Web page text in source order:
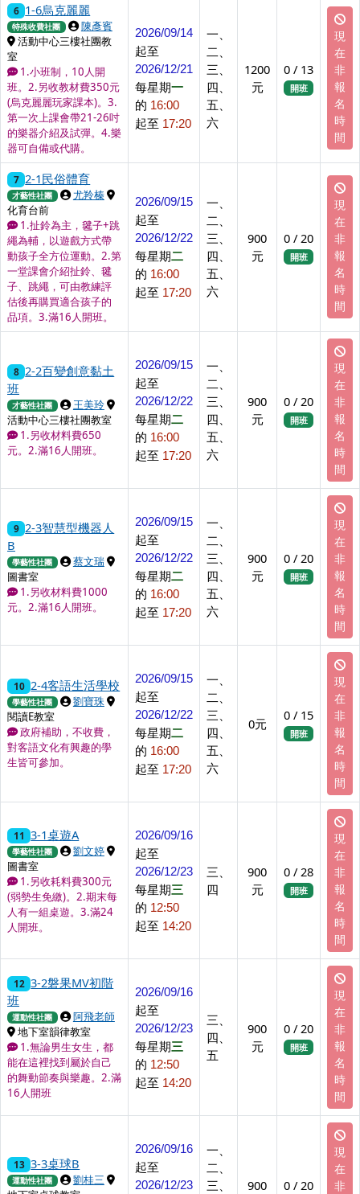
6 1-6烏克麗麗
特殊收費社團 上課講師
陳彥賓
上課地點
活動中心三樓社團教
室
1.小班制，10人開
班。2.另收教材費350元
(烏克麗麗玩家課本)。3.
第一次上課會帶21-26吋
的樂器介紹及試彈。4.樂
器可自備或代購。
2026/09/14
起至
2026/12/21
每星期一
的 16:00
起至 17:20
一、
二、
三、
四、
五、
六
1200
元
0 / 13
開班
現
在
非
報
名
時
間
7 2-1民俗體育
才藝性社團 上課講師
尤羚榛
上課地點
化育台前
1.扯鈴為主，毽子+跳
繩為輔，以遊戲方式帶
動孩子全方位運動。2.第
一堂課會介紹扯鈴、毽
子、跳繩，可由教練評
估後再購買適合孩子的
品項。3.滿16人開班。
2026/09/15
起至
2026/12/22
每星期二
的 16:00
起至 17:20
一、
二、
三、
四、
五、
六
900
元
0 / 20
開班
現
在
非
報
名
時
間
8 2-2百變創意黏土
班
才藝性社團 上課講師
王美玲
上課地點
活動中心三樓社團教室
1.另收材料費650
元。2.滿16人開班。
2026/09/15
起至
2026/12/22
每星期二
的 16:00
起至 17:20
一、
二、
三、
四、
五、
六
900
元
0 / 20
開班
現
在
非
報
名
時
間
9 2-3智慧型機器人
B
學藝性社團 上課講師
蔡文瑞
上課地點
圖書室
1.另收材料費1000
元。2.滿16人開班。
2026/09/15
起至
2026/12/22
每星期二
的 16:00
起至 17:20
一、
二、
三、
四、
五、
六
900
元
0 / 20
開班
現
在
非
報
名
時
間
10 2-4客語生活學校
學藝性社團 上課講師
劉寶珠
上課地點
閱讀E教室
政府補助，不收費，
對客語文化有興趣的學
生皆可參加。
2026/09/15
起至
2026/12/22
每星期二
的 16:00
起至 17:20
一、
二、
三、
四、
五、
六
0元
0 / 15
開班
現
在
非
報
名
時
間
11 3-1桌遊A
學藝性社團 上課講師
劉文婷
上課地點
圖書室
1.另收耗料費300元
(弱勢生免繳)。2.期末每
人有一組桌遊。3.滿24
人開班。
2026/09/16
起至
2026/12/23
每星期三
的 12:50
起至 14:20
三、
四
900
元
0 / 28
開班
現
在
非
報
名
時
間
12 3-2磐果MV初階
班
運動性社團 上課講師
阿飛老師
上課地點
地下室韻律教室
1.無論男生女生，都
能在這裡找到屬於自己
的舞動節奏與樂趣。2.滿
16人開班
2026/09/16
起至
2026/12/23
每星期三
的 12:50
起至 14:20
三、
四、
五
900
元
0 / 20
開班
現
在
非
報
名
時
間
13 3-3桌球B
運動性社團 上課講師
劉桂三
上課地點
2026/09/16
起至
2026/12/23
一、
二、
三、
900 0 / 20
現
在
非